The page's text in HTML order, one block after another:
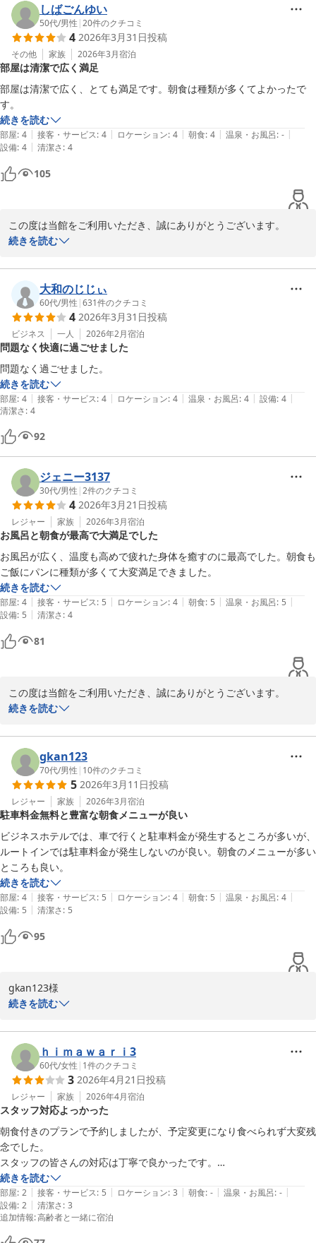
のお言葉も、スタッフにとって大きな励みになります。
今後も快適にお過ごしいただけるよう、より良い環境づくりに努め
てまいります。
またのお越しをスタッフ一同、心よりお待ちしております。
フロント　和泉
ホテルルートイン長浜インター
2026-04-09
しばごんゆい
50代/男性 |20件のクチコミ
4 2026年3月31日投稿
その他 家族 2026年3月宿泊
部屋は清潔で広く満足
部屋は清潔で広く、とても満足です。朝食は種類が多くてよかったで
す。
続きを読む
部屋: 4 | 接客・サービス: 4 | ロケーション: 4 | 朝食: 4 | 温泉・お風呂: - |
設備: 4 | 清潔さ: 4
105
この度は当館をご利用いただき、誠にありがとうございます。
お部屋の清潔さや広さにご満足いただけたとのお言葉、大変うれし
また、朝食の種類についてもご評価いただき、快適にお過ごしいた
だけたようで安心いたしました。
今後もより良いサービスをご提供できるよう努めてまいります。
またのお越しをスタッフ一同、心よりお待ちしております。
フロント　和泉
ホテルルートイン長浜インター
2026-04-09
続きを読む
大和のじじぃ
60代/男性 |631件のクチコミ
4 2026年3月31日投稿
ビジネス 一人 2026年2月宿泊
問題なく快適に過ごせました
問題なく過ごせました。
続きを読む
部屋: 4 | 接客・サービス: 4 | ロケーション: 4 | 温泉・お風呂: 4 | 設備: 4 |
清潔さ: 4
92
ジェニー3137
30代/男性 |2件のクチコミ
4 2026年3月21日投稿
レジャー 家族 2026年3月宿泊
お風呂と朝食が最高で大満足でした
お風呂が広く、温度も高めで疲れた身体を癒すのに最高でした。朝食も
ご飯にパンに種類が多くて大変満足できました。
続きを読む
部屋: 4 | 接客・サービス: 5 | ロケーション: 4 | 朝食: 5 | 温泉・お風呂: 5 |
設備: 5 | 清潔さ: 4
81
この度は当館をご利用いただき、誠にありがとうございます。
大浴場や朝食にご満足いただけたとのお言葉、大変うれしく拝読い
広々としたお風呂で、疲れを癒していただけたようで安心いたしま
した。
また、朝食の種類についても「大変満足」とのお声を頂戴し、スタ
ッフ一同の励みになります。
今後も快適にお過ごしいただけるよう、より良いサービスを目指し
てまいります。
またのお越しを心よりお待ちしております。
フロント　和泉
ホテルルートイン長浜インター
2026-04-09
続きを読む
gkan123
70代/男性 | 10件のクチコミ
5 2026年3月11日投稿
レジャー 家族 2026年3月宿泊
駐車料金無料と豊富な朝食メニューが良い
ビジネスホテルでは、車で行くと駐車料金が発生するところが多いが、
ルートインでは駐車料金が発生しないのが良い。朝食のメニューが多い
ところも良い。
続きを読む
部屋: 4 | 接客・サービス: 5 | ロケーション: 4 | 朝食: 5 | 温泉・お風呂: 4 |
設備: 5 | 清潔さ: 5
95
gkan123様
にありがとうございます。
駐車場と朝食に関しましてお褒めの言葉を頂戴し大変光栄でござい
ます。
当ホテルは長浜IC隣接ということもあり、お車で来館されるお客様
が多くいらっしゃいます。
長浜へお越しの方はもちろん、お仕事やご旅行に伴う遠方へのご移
動の中継地点としてもお気軽にご利用いただけますと幸いでござい
ます。
ご朝食に関しましてはお客様の一日の始まりを活力のあるものにし
ていただけるようスタッフが日々の調理やメニュー考案に努めてお
ります。
続きを読む
ｈｉｍａｗａｒｉ3
60代/女性 | 1件のクチコミ
3 2026年4月21日投稿
レジャー 家族 2026年4月宿泊
スタッフ対応よっかった
朝食付きのプランで予約しましたが、予定変更になり食べられず大変残
念でした。
スタッフの皆さんの対応は丁寧で良かったです。
ただ、ホテルに付いての説明がパンフレットで無くＴＶを使っての作業
だったのが面倒でした。
結局フロントに電話して確認しました。
続きを読む
部屋: 2 | 接客・サービス: 5 | ロケーション: 3 | 朝食: - | 温泉・お風呂: - |
設備: 2 | 清潔さ: 3
追加情報:高齢者と一緒に宿泊